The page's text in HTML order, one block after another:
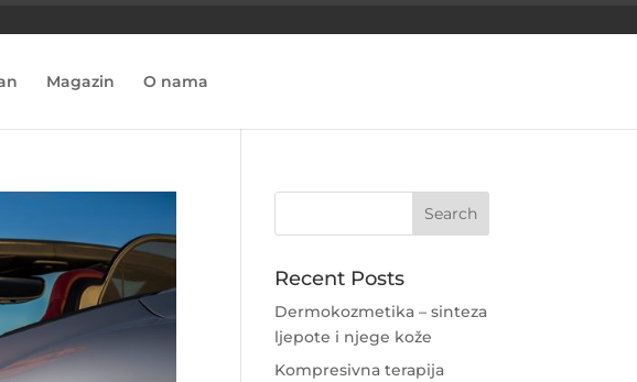
Magazin O nama
Recent Posts
Dermokozmetika – sinteza
ljepote i njege kože
Kompresivna terapija